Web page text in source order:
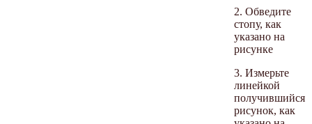
2. Обведите
стопу, как
указано на
рисунке
3. Измерьте
линейкой
получившийся
рисунок, как